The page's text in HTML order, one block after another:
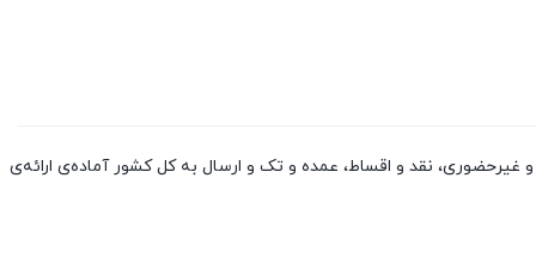
از چین و دوبی، به صورت حضوری و غیرحضوری، نقد و اقساط، عمده و تک و ارسال به کل کشور آماده‌ی ارائه‌ی